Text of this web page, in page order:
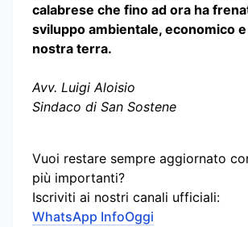
calabrese che fino ad ora ha
sviluppo ambientale, economico
nostra terra.
Avv. Luigi Aloisio
Sindaco di San Sostene
Vuoi restare sempre aggiornato
più importanti?
Iscriviti ai nostri canali ufficiali:
WhatsApp InfoOggi